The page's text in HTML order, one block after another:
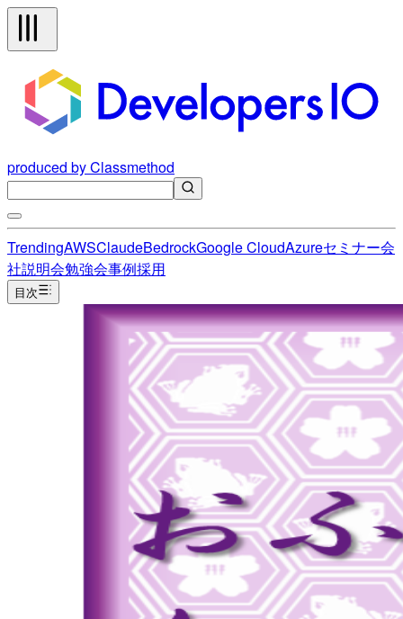
produced by Classmethod
TrendingAWSClaudeBedrockGoogle CloudAzureセミナー会
社説明会勉強会事例採用
目次